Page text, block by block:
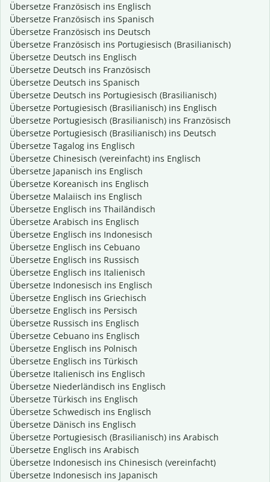
Übersetze Französisch ins Englisch
Übersetze Französisch ins Spanisch
Übersetze Französisch ins Deutsch
Übersetze Französisch ins Portugiesisch (Brasilianisch)
Übersetze Deutsch ins Englisch
Übersetze Deutsch ins Französisch
Übersetze Deutsch ins Spanisch
Übersetze Deutsch ins Portugiesisch (Brasilianisch)
Übersetze Portugiesisch (Brasilianisch) ins Englisch
Übersetze Portugiesisch (Brasilianisch) ins Französisch
Übersetze Portugiesisch (Brasilianisch) ins Deutsch
Übersetze Tagalog ins Englisch
Übersetze Chinesisch (vereinfacht) ins Englisch
Übersetze Japanisch ins Englisch
Übersetze Koreanisch ins Englisch
Übersetze Malaiisch ins Englisch
Übersetze Englisch ins Thailändisch
Übersetze Arabisch ins Englisch
Übersetze Englisch ins Indonesisch
Übersetze Englisch ins Cebuano
Übersetze Englisch ins Russisch
Übersetze Englisch ins Italienisch
Übersetze Indonesisch ins Englisch
Übersetze Englisch ins Griechisch
Übersetze Englisch ins Persisch
Übersetze Russisch ins Englisch
Übersetze Cebuano ins Englisch
Übersetze Englisch ins Polnisch
Übersetze Englisch ins Türkisch
Übersetze Italienisch ins Englisch
Übersetze Niederländisch ins Englisch
Übersetze Türkisch ins Englisch
Übersetze Schwedisch ins Englisch
Übersetze Dänisch ins Englisch
Übersetze Portugiesisch (Brasilianisch) ins Arabisch
Übersetze Englisch ins Arabisch
Übersetze Indonesisch ins Chinesisch (vereinfacht)
Übersetze Indonesisch ins Japanisch